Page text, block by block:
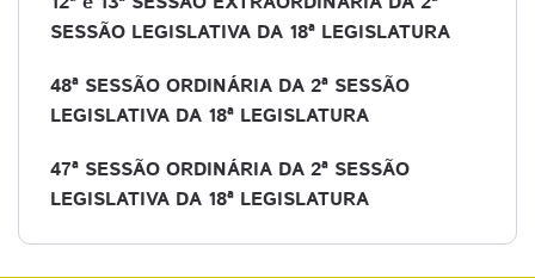
SESSÃO LEGISLATIVA DA 18ª LEGISLATURA
48ª SESSÃO ORDINÁRIA DA 2ª SESSÃO
LEGISLATIVA DA 18ª LEGISLATURA
47ª SESSÃO ORDINÁRIA DA 2ª SESSÃO
LEGISLATIVA DA 18ª LEGISLATURA